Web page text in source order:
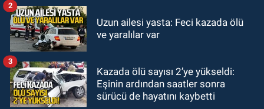
17:39Şampiyondan GMİS'e
Zonguldak
13:39
görevinden ayrıldı.
Uzun ailesi yasta: Feci kazada ölü
ve yaralılar var
2
Kazada ölü sayısı 2’ye yükseldi:
Eşinin ardından saatler sonra
sürücü de hayatını kaybetti
3